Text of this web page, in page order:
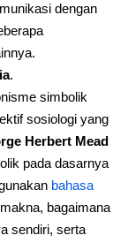
dengan
.
simbolik
sosiologi yang
Herbert Mead
pada dasarnya
bahasa
bagaimana
sendiri, serta